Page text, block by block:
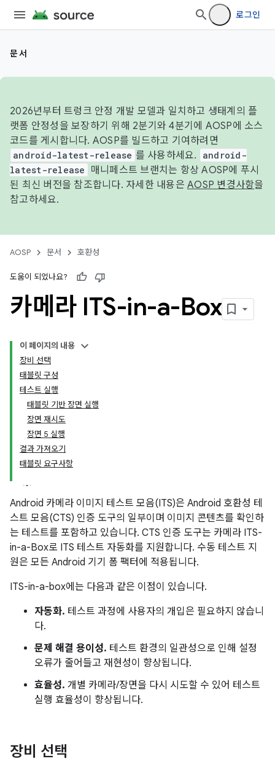
로그인
문서
2026년부터 트렁크 안정 개발 모델과 일치하고 생태계의 플
랫폼 안정성을 보장하기 위해 2분기와 4분기에 AOSP에 소스
코드를 게시합니다. AOSP를 빌드하고 기여하려면
android-latest-release 를 사용하세요.
android-
latest-release
매니페스트 브랜치는 항상 AOSP에 푸시
된 최신 버전을 참조합니다. 자세한 내용은 AOSP 변경사항을
참고하세요.
AOSP 문서 호환성
도움이 되었나요?
카메라 ITS-in-a-Box
이 페이지의 내용
장비 선택
태블릿 구성
테스트 실행
태블릿 기반 장면 실행
장면 재시도
장면 5 실행
결과 가져오기
태블릿 요구사항
Android 카메라 이미지 테스트 모음(ITS)은 Android 호환성 테
스트 모음(CTS) 인증 도구의 일부이며 이미지 콘텐츠를 확인하
는 테스트를 포함하고 있습니다. CTS 인증 도구는 카메라 ITS-
in-a-Box로 ITS 테스트 자동화를 지원합니다. 수동 테스트 지
원은 모든 Android 기기 폼 팩터에 적용됩니다.
ITS-in-a-box에는 다음과 같은 이점이 있습니다.
자동화. 테스트 과정에 사용자의 개입은 필요하지 않습니
다.
문제 해결 용이성. 테스트 환경의 일관성으로 인해 설정
오류가 줄어들고 재현성이 향상됩니다.
효율성. 개별 카메라/장면을 다시 시도할 수 있어 테스트
실행 효율성이 향상됩니다.
장비 선택